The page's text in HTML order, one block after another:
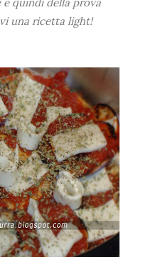
una ricetta light!